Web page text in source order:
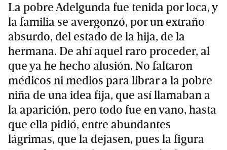
La pobre Adelgunda fue tenida por loca, y
la familia se avergonzó, por un extraño
absurdo, del estado de la hija, de la
hermana. De ahí aquel raro proceder, al
que ya he hecho alusión. No faltaron
médicos ni medios para librar a la pobre
niña de una idea fija, que así llamaban a
la aparición, pero todo fue en vano, hasta
que ella pidió, entre abundantes
lágrimas, que la dejasen, pues la figura